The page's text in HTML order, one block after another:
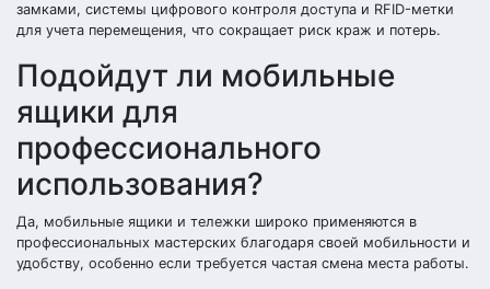
замками, системы цифрового контроля доступа и RFID-метки
для учета перемещения, что сокращает риск краж и потерь.
Подойдут ли мобильные
ящики для
профессионального
использования?
Да, мобильные ящики и тележки широко применяются в
профессиональных мастерских благодаря своей мобильности и
удобству, особенно если требуется частая смена места работы.